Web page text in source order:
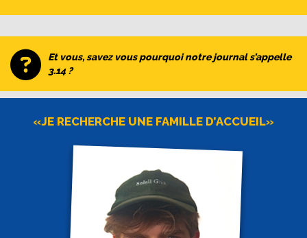
Et vous, savez vous pourquoi notre journal s’appelle
3.14 ?
«JE RECHERCHE UNE FAMILLE D’ACCUEIL»